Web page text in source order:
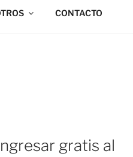
CONTACTO
gratis al